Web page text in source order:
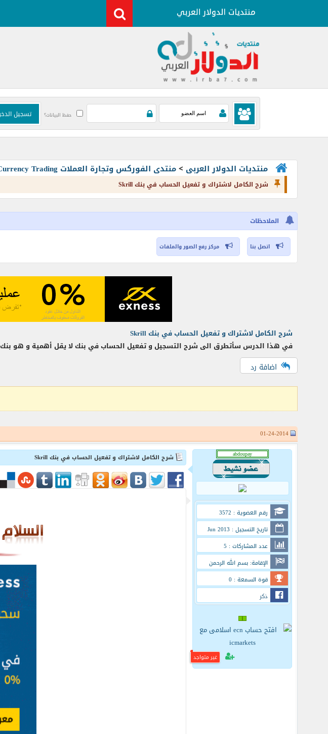
حفظ البيانات؟
منتديات الدولار العربى >منتدى الفوركس وتجارة العملات Forex and Currency Trading
شرح الكامل لاشتراك و تفعيل الحساب في بنك Skrill
الملاحظات
اتصل بنا مركز رفع الصور والملفات
شرح الكامل لاشتراك و تفعيل الحساب في بنك Skrill
في هذا الدرس سأتطرق الى شرح التسجيل و تفعيل الحساب في بنك لا يقل أهمية و هو بنك Skrill و الذي كان يسمى سابقا moneybookers هو شركة بريطانية من أشهر
اضافة رد
رقم العضوية : 3572
تاريخ التسجيل : Jun 2013
عدد المشاركات : 5
الإقامة: بسم الله الرحمن
الرحيم
قوة السمعة : 0
ذكر
غير متواجد
شرح الكامل لاشتراك و تفعيل الحساب في بنك Skrill